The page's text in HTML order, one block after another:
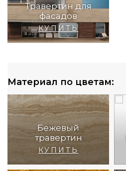
Травертин для
фасадов
КУПИТЬ
Материал по цветам:
Бежевый
травертин
КУПИТЬ